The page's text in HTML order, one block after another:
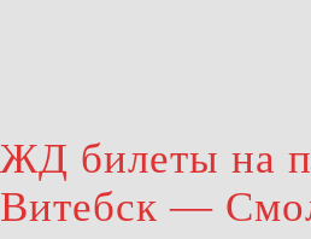
ЖД билеты на
Витебск —